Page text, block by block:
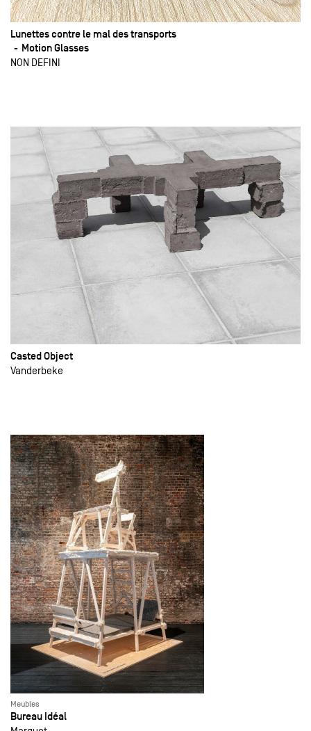
Lunettes contre le mal des transports
Motion Glasses
NON DEFINI
Casted Object
Vanderbeke
Meubles
Bureau Idéal